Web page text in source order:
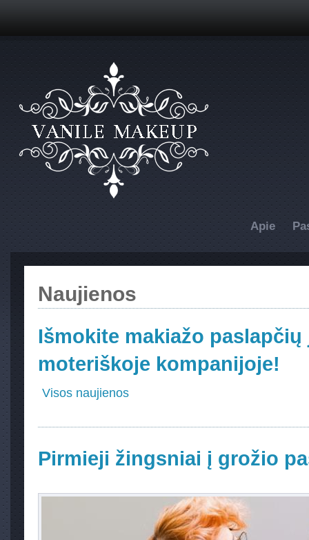
Apie
Naujienos
Išmokite makiažo paslapčių
moteriškoje kompanijoje!
Visos naujienos
Pirmieji žingsniai į grožio